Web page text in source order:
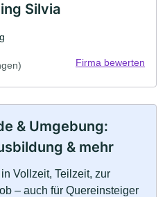
Silvia
Firma bewerten
& Umgebung:
& mehr
Vollzeit, Teilzeit, zur
– auch für Quereinsteiger